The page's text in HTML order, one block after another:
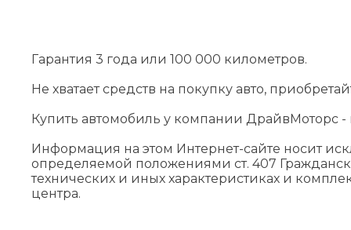
Гарантия 3 года или 100 000 километров.
Не хватает средств на покупку авто,
Купить автомобиль у компании ДрайвМоторс
Информация на этом Интернет-сайте носит
определяемой положениями cт. 407
технических и иных характеристиках и
центра.